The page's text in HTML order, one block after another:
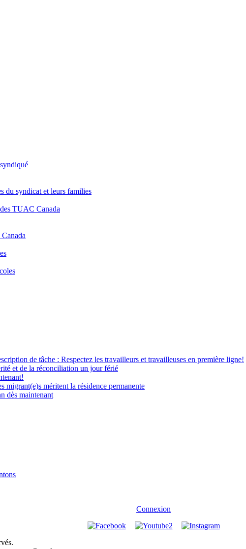
du syndicat et leurs families
TUAC Canada
de tâche : Respectez les travailleurs et travailleuses en première ligne!
et de la réconciliation un jour férié
migrant(e)s méritent la résidence permanente
dès maintenant
Connexion